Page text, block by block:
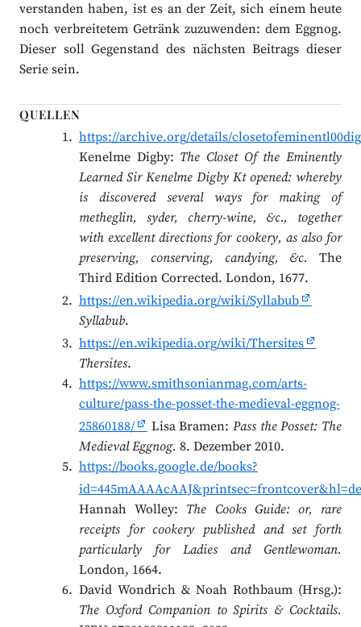
verstanden haben, ist es an der Zeit, sich einem heute
noch verbreitetem Getränk zuzuwenden: dem Eggnog.
Dieser soll Gegenstand des nächsten Beitrags dieser
Serie sein.
QUELLEN
https://archive.org/details/
Kenelme Digby: The Closet Of the Eminently
Learned Sir Kenelme Digby Kt opened: whereby
is discovered several ways for making of
metheglin, syder, cherry-wine, &c., together
with excellent directions for cookery, as also for
preserving, conserving, candying, &c.
The
Third Edition Corrected. London, 1677.
https://en.wikipedia.org/wiki/Syllabub
Syllabub.
https://en.wikipedia.org/wiki/Thersites
Thersites.
https://www.smithsonianmag.com/arts-
culture/pass-the-posset-the-medieval-eggnog-
25860188/
Lisa Bramen: Pass the Posset: The
Medieval Eggnog. 8. Dezember 2010.
https://books.google.de/books?
Hannah Wolley: The Cooks Guide: or, rare
receipts for cookery published and set forth
particularly for Ladies and Gentlewoman.
London, 1664.
David Wondrich & Noah Rothbaum (Hrsg.):
The Oxford Companion to Spirits & Cocktails.